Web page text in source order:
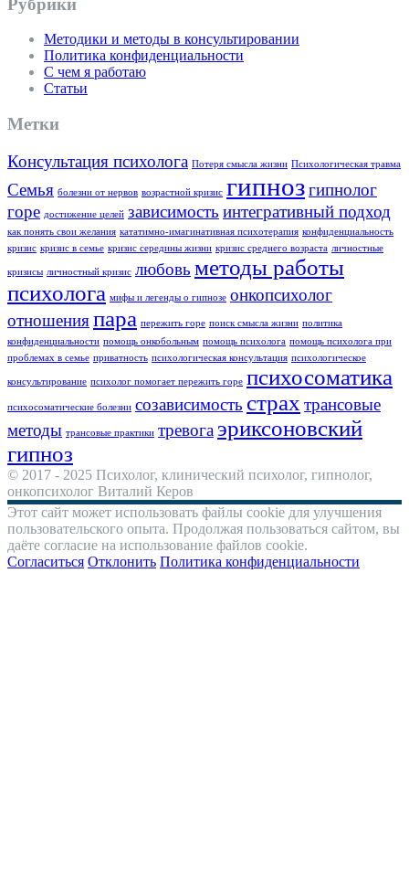
Методики и методы в консультировании
Политика конфиденциальности
С чем я работаю
Статьи
Метки
Консультация психолога Потеря смысла жизни Психологическая травма
Семья болезни от нервов возрастной кризис гипнозгипнолог
горе достижение целей зависимость интегративный подход
как понять свои желания кататимно-имагинативная психотерапия конфиденциальность
кризис кризис в семье кризис середины жизни кризис среднего возраста личностные
кризисы личностный кризис любовь методы работы
психолога мифы и легенды о гипнозе онкопсихолог
отношенияпара пережить горе поиск смысла жизни политика
конфиденциальности помощь онкобольным помощь психолога помощь психолога при
проблемах в семье приватность психологическая консультация психологическое
консультирование психолог помогает пережить горе психосоматика
психосоматические болезни созависимость страх трансовые
методы трансовые практики тревога эриксоновский
гипноз
© 2017 - 2025 Психолог, клинический психолог, гипнолог,
онкопсихолог Виталий Керов
Этот сайт может использовать файлы cookie для улучшения
пользовательского опыта. Продолжая пользоваться сайтом, вы
даёте согласие на использование файлов cookie.
Согласиться Отклонить Политика конфиденциальности